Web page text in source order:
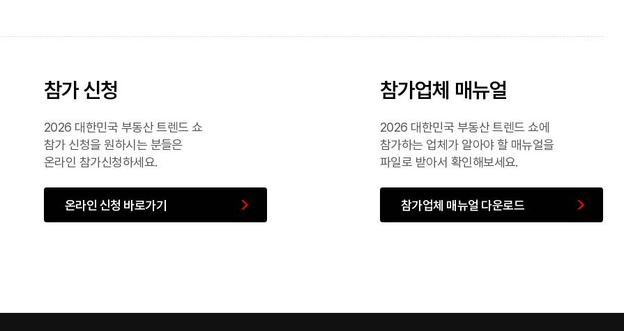
참가 신청
2026 대한민국 부동산 트렌드 쇼
참가 신청을 원하시는 분들은
온라인 참가신청하세요.
온라인 신청 바로가기
참가업체 매뉴얼
2026 대한민국 부동산 트렌드 쇼에
참가하는 업체가 알아야 할 매뉴얼을
파일로 받아서 확인해보세요.
참가업체 매뉴얼 다운로드